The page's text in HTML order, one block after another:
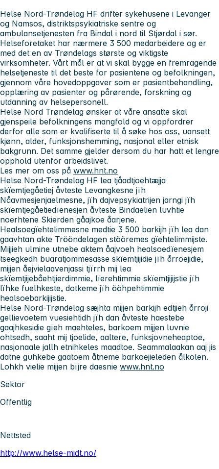
Helse Nord-Trøndelag HF drifter sykehusene i Levanger
og Namsos, distriktspsykiatriske sentre og
ambulansetjenesten fra Bindal i nord til Stjørdal i sør.
Helseforetaket har nærmere 3 500 medarbeidere og er
med det en av Trøndelags største og viktigste
virksomheter. Vårt mål er at vi skal bygge en fremragende
helsetjeneste til det beste for pasientene og befolkningen,
gjennom våre hovedoppgaver som er pasientbehandling,
opplæring av pasienter og pårørende, forskning og
utdanning av helsepersonell.
Helse Nord Trøndelag ønsker at våre ansatte skal
gjenspeile befolkningens mangfold og vi oppfordrer
derfor alle som er kvalifiserte til å søke hos oss, uansett
kjønn, alder, funksjonshemming, nasjonal eller etnisk
bakgrunn. Det samme gjelder dersom du har hatt et lengre
opphold utenfor arbeidslivet.
Les mer om oss på www.hnt.no
Helse Nord-Trøndelag HF lea tjåadtjoehtæjja
skïemtjegåetiej åvteste Levangkesne jïh
Nåavmesjenjaelmesne, jïh dajvepsykiatrijen jarngi jïh
skïemtjegåetiedïenesjen åvteste Bindaelien luvhtie
noerhtene Skierden gåajkoe åarjene.
Healsoegïehtelimmesne medtie 3 500 barkijh jïh lea dan
gaavhtan akte Trööndelagen stööremes gïehtelimmijste.
Mijjieh ulmine utnebe aktem åajvoeh healsoedïenesjem
tseegkedh buaratjommesasse skïemtjijidie jïh årroejidie,
mijjen åejvielaavenjassi tjïrrh mij lea
skïemtjijebåehtjierdimmie, lïerehtimmie skïemtjijijstie jïh
lïhke fuelhkeste, dotkeme jïh ööhpehtimmie
healsoebarkijijstie.
Helse Nord-Trøndelag sæjhta mijjen barkijh edtjieh årroji
gellievoetem vuesiehtidh jïh dan åvteste haestebe
gaajhkesidie gïeh maehteles, barkoem mijjen luvnie
ohtsedh, saaht mij tjoelide, aaltere, funksjovneheaptoe,
nasjonaale jallh etnihkeles maadtoe. Seammalaakan aaj jis
datne guhkebe gaatoem åtneme barkoejieleden ålkolen.
Lohkh vielie mijjen bïjre daesnie www.hnt.no
Sektor
Offentlig
Nettsted
http://www.helse-midt.no/